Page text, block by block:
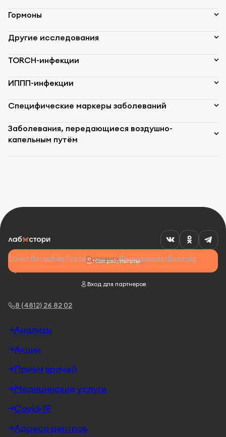
Гормоны
Другие исследования
TORCH-инфекции
ИППП-инфекции
Специфические маркеры заболеваний
Заболевания, передающиеся воздушно-
капельным путём
8 (4812) 26 82 02
Мои результаты
Вход для партнеров
Санкт-ПетербургПсковСмоленскПетрозаводскВологда
Анализы
Акции
Прием врачей
Медицинские услуги
Covid-19
Адреса центров